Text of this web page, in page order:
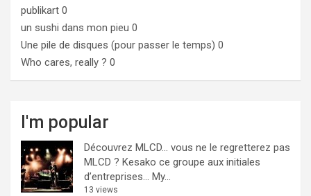
publikart 0
un sushi dans mon pieu 0
Une pile de disques (pour passer le temps) 0
Who cares, really ? 0
I'm popular
Découvrez MLCD… vous ne le regretterez pas
MLCD ? Kesako ce groupe aux initiales
d’entreprises… My...
13 views